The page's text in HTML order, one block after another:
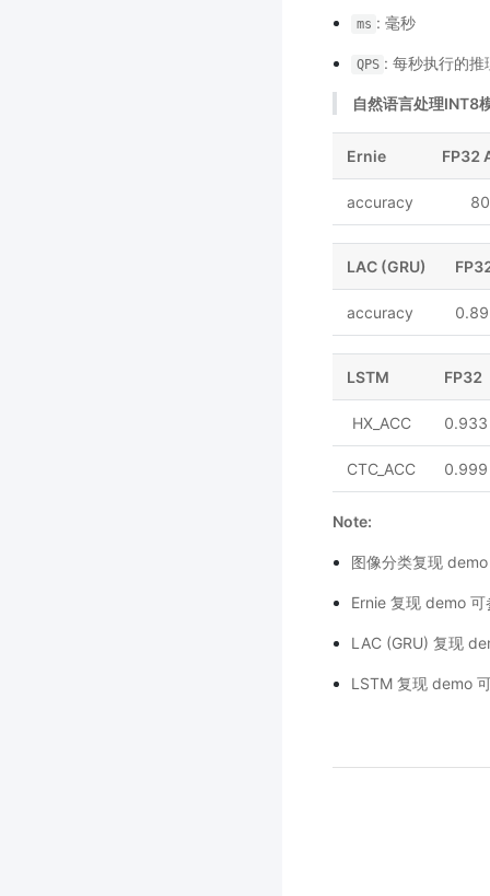
ms : 毫秒
QPS : 每秒执行的推
自然语言处理INT8
Ernie FP32
accuracy
LAC (GRU)
accuracy
LSTM FP32
HX_ACC 0.933
CTC_ACC 0.999
Note:
图像分类复现
Ernie 复现 demo
LAC (GRU) 复现
LSTM 复现 demo